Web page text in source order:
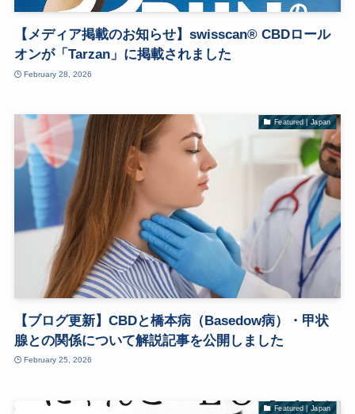
【メディア掲載のお知らせ】swisscan® CBDロール
オンが「Tarzan」に掲載されました
February 28, 2026
Featured | Japan
【ブログ更新】CBDと橋本病（Basedow病）・甲状
腺との関係について解説記事を公開しました
February 25, 2026
Featured | Japan